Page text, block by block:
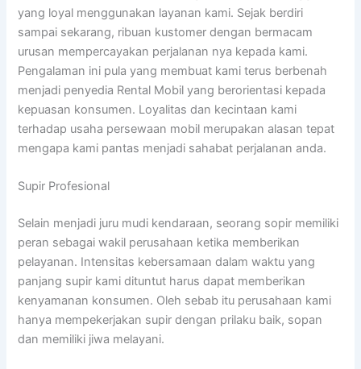
yang loyal menggunakan layanan kami. Sejak berdiri
sampai sekarang, ribuan kustomer dengan bermacam
urusan mempercayakan perjalanan nya kepada kami.
Pengalaman ini pula yang membuat kami terus berbenah
menjadi penyedia Rental Mobil yang berorientasi kepada
kepuasan konsumen. Loyalitas dan kecintaan kami
terhadap usaha persewaan mobil merupakan alasan tepat
mengapa kami pantas menjadi sahabat perjalanan anda.
Supir Profesional
Selain menjadi juru mudi kendaraan, seorang sopir memiliki
peran sebagai wakil perusahaan ketika memberikan
pelayanan. Intensitas kebersamaan dalam waktu yang
panjang supir kami dituntut harus dapat memberikan
kenyamanan konsumen. Oleh sebab itu perusahaan kami
hanya mempekerjakan supir dengan prilaku baik, sopan
dan memiliki jiwa melayani.